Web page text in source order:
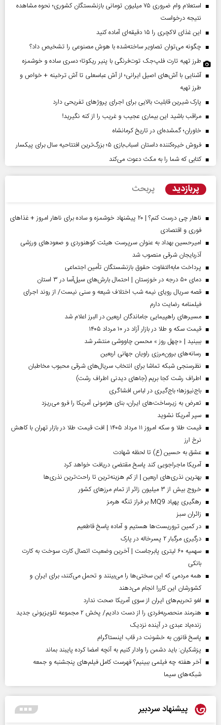
استعلام وام ضروری ۷۵ میلیون تومانی بازنشستگان کشوری؛ نحوه مشاهده
نتیجه درخواست
این غذای لاکچری را ۱۵ دقیقه‌ای آماده کنید
چگونه می‌توان تصاویر ساخته‌شده با هوش مصنوعی را تشخیص داد؟
طرز تهیه تارت فلپ‌جک توت‌فرنگی با پنیر ریکوتا؛ دسری ساده و خوشمزه
آشنایی با آش‌های اصیل ایرانی؛ از آش عباسعلی تا آش ترخینه + خواص و
طرز تهیه
پارک شیرین قابلیت‌ بالایی برای اجرای پروژهای تفریحی دارد
مراقب باشید این بیماری عجیب و غریب را از کنه نگیرید!
خاوران؛ گمشده‌ای در تاریخ کرمانشاه
فروش خیره‌کننده داستان اسباب‌بازی ۵؛ بزرگ‌ترین افتتاحیه سال برای پیکسار
کتابی که شما را به مکث دعوت می‌کند
پربازدید پربحث
ناهار چی درست کنم؟ | ۲۰ پیشنهاد خوشمزه و ساده برای ناهار امروز + غذاهای
فوری و اقتصادی
امیرحسین بهداد به عنوان سرپرست هیئت کوهنوردی و صعودهای ورزشی
آذربایجان شرقی منصوب شد
پرداخت مابه‌التفاوت حقوق بازنشستگان تأمین اجتماعی
دمای ۵۰ درجه در خوزستان | احتمال بارش‌های سیل‌آسا در ۳ استان
قصه سریال رویای نیمه شب اختلاف شیعه و سنی نیست/ از روند اجرای
فیلمنامه رضایت دارم
مسیر‌های راهپیمایی جاماندگان اربعین در البرز اعلام شد
قیمت سکه و طلا در بازار آزاد در ۱۰ مرداد ۱۴۰۵
ببینید | «چهل روز » محسن چاووشی منتشر شد
رسانه‌های برون‌مرزی راویان جهانی اربعین
نظرسنجی شبکه تماشا برای انتخاب سریال‌های شرقی محبوب مخاطبان
اطراف رشت کجا بریم (جاهای دیدنی اطراف رشت)
باج‌نیوزها؛ باج‌گیری در لباس افشاگری
تعرض به زیرساخت‌های ایران، بنای هژمونی آمریکا را فرو می‌ریزد
سپر آمریکا نشوید
قیمت طلا و سکه امروز ۱۱ مرداد ۱۴۰۵ | افت قیمت طلا در بازار تهران با کاهش
نرخ ارز
عشق به حسین (ع) تا لحظه شهادت
آمریکا ماجراجویی کند پاسخ مقتضی دریافت خواهد کرد
بهترین نذری‌های اربعین | از کم هزینه‌ترین تا راحت‌ترین نذری‌ها
خروج بیش از ۳ میلیون زائر از تمام مرز‌های کشور
رهگیری پهپاد MQ9 بر فراز تنگه هرمز
‌زائران سبز
در کمین تروریست‌ها هستیم و آماده پاسخ قاطعیم
درگیری مرگبار ۲ پسرخاله در پارک
سهمیه ۶۰ لیتری پابرجاست | آخرین وضعیت اتصال کارت سوخت به کارت
بانکی
همه مردمی که این سختی‌ها را می‌بینند و تحمل می‌کنند، برای ایران و
کشورشان این کاررا انجام می‌دهند
لغو تحریم‌های ایران از سوی آمریکا صحت ندارد
هنرمند منحصر‌به‌فردی را از دست دادیم/ پخش ۲ مجموعه تلویزیونی جدید
زنده‌یاد عبدی در آینده نزدیک
پاسخ قانون به خشونت در قاب اینستاگرام
پزشکیان: باید دشمن را وادار کنیم به آنچه امضا کرده پایبند بماند
آخر هفته چه فیلمی ببینیم؟ فهرست کامل فیلم‌های پنجشنبه و جمعه
شبکه‌های سیما
پیشنهاد سردبیر